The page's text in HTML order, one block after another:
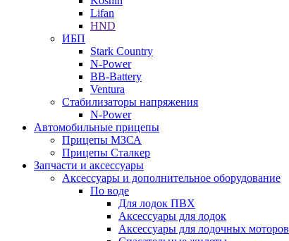
Lifan
HND
ИБП
Stark Country
N-Power
BB-Battery
Ventura
Стабилизаторы напряжения
N-Power
Автомобильные прицепы
Прицепы МЗСА
Прицепы Сталкер
Запчасти и аксессуары
Аксессуары и дополнительное оборудование
По воде
Для лодок ПВХ
Аксессуары для лодок
Аксессуары для лодочных моторов